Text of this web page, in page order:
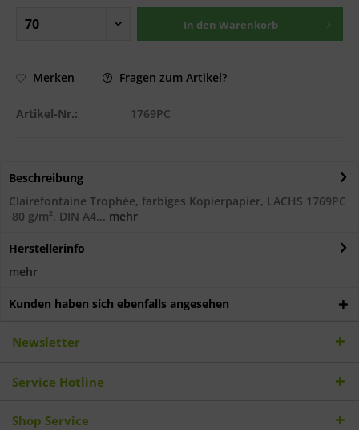
In den Warenkorb
Merken Fragen zum Artikel?
Artikel-Nr.: 1769PC
Beschreibung
Clairefontaine Trophée, farbiges Kopierpapier, LACHS 1769PC
80 g/m², DIN A4... mehr
Herstellerinfo
mehr
Kunden haben sich ebenfalls angesehen
Newsletter
Service Hotline
Shop Service